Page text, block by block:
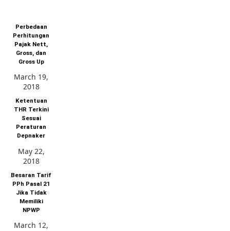
Perbedaan
Perhitungan
Pajak Nett,
Gross, dan
Gross Up
March 19,
2018
Ketentuan
THR Terkini
Sesuai
Peraturan
Depnaker
May 22,
2018
Besaran Tarif
PPh Pasal 21
Jika Tidak
Memiliki
NPWP
March 12,